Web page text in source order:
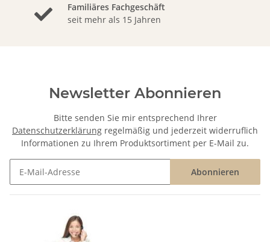
Familiäres Fachgeschäft
seit mehr als 15 Jahren
Newsletter Abonnieren
Bitte senden Sie mir entsprechend Ihrer
Datenschutzerklärung regelmäßig und jederzeit widerruflich
Informationen zu Ihrem Produktsortiment per E-Mail zu.
Abonnieren